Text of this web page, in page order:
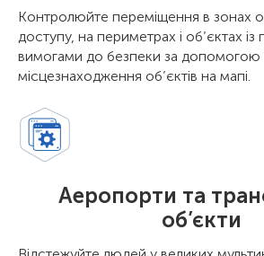
Контролюйте переміщення в зонах
доступу, на периметрах і об’єктах
вимогами до безпеки за допомогою
місцезнаходження об’єктів на мапі.
Аеропорти та
об’єкти